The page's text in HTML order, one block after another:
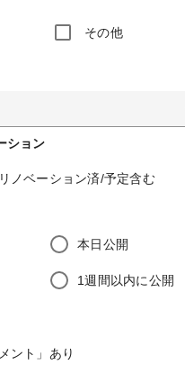
その他
ション
ノベーション済/予定含む
本日公開
1週間以内に公開
ント」あり